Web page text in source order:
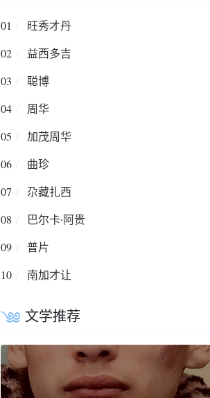
01 旺秀才丹
02 益西多吉
03 聪博
04 周华
05 加茂周华
06 曲珍
07 尕藏扎西
08 巴尔卡·阿贵
09 普片
10 南加才让
文学推荐